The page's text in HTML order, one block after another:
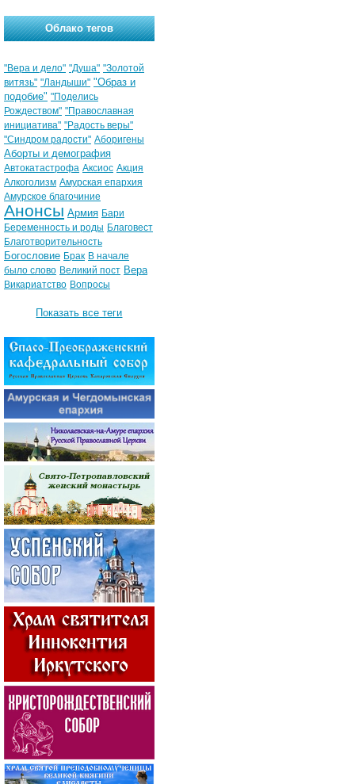
Облако тегов
"Вера и дело" "Душа" "Золотой
витязь" "Ландыши" "Образ и
подобие" "Поделись
Рождеством" "Православная
инициатива" "Радость веры"
"Синдром радости" Аборигены
Аборты и демография
Автокатастрофа Аксиос Акция
Алкоголизм Амурская епархия
Амурское благочиние
Анонсы Армия Бари
Беременность и роды Благовест
Благотворительность
Богословие Брак В начале
было слово Великий пост Вера
Викариатство Вопросы
Показать все теги